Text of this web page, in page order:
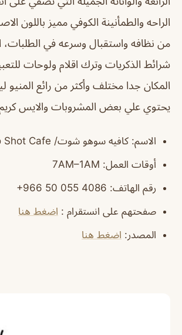
الراحه والطمأنينة الكوفي مميز باللون
من نظافه واستقبال وسرعه في الطلبات،
شرائط الذكريات وترك اقلام ولوحات
المكان جدا مختلف وأكثر من رائع المنيو
يحتوي علي بعض المشروبات والايس
الاسم: كافيه سوهو شوت/ Soho Shot Cafe
أوقات العمل: 7AM–1AM
رقم الهاتف: ‏‪‏‪‏‪‏‪‏‪‏‪‏‪‏‪‏‪‏‪‏‪‏‪‏‪‏‪‏‪‏‪‏‪+966 50 055 4086‬‏
صفحتهم على انستقرام : اضغط هنا
المصدر : اضغط هنا